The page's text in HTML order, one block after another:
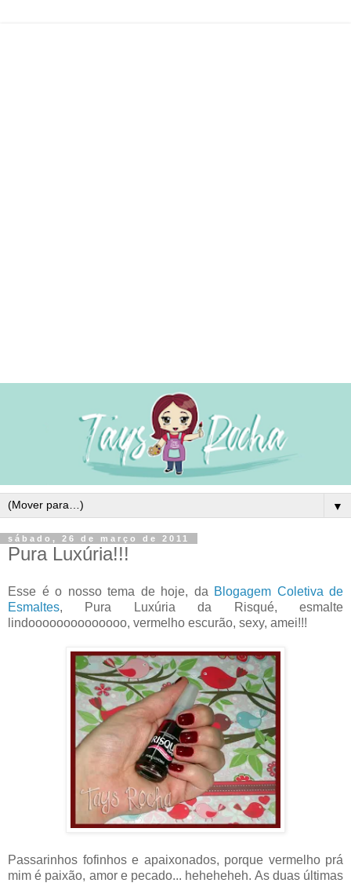
▼
sábado, 26 de março de 2011
Pura Luxúria!!!
Esse é o nosso tema de hoje, da Blogagem Coletiva de
Esmaltes, Pura Luxúria da Risqué, esmalte
lindoooooooooooooo, vermelho escurão, sexy, amei!!!
Passarinhos fofinhos e apaixonados, porque vermelho prá
mim é paixão, amor e pecado... heheheheh. As duas últimas